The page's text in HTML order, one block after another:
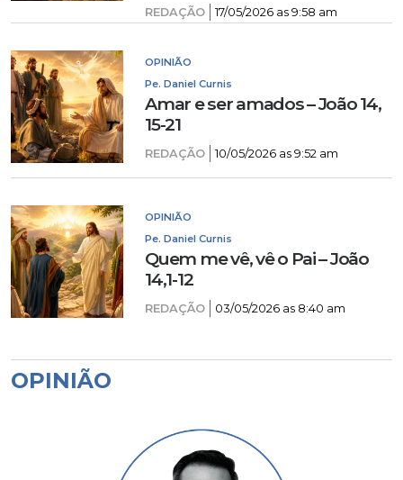
REDAÇÃO 17/05/2026 as 9:58 am
OPINIÃO
Pe. Daniel Curnis
Amar e ser amados – João 14,
15-21
REDAÇÃO 10/05/2026 as 9:52 am
OPINIÃO
Pe. Daniel Curnis
Quem me vê, vê o Pai – João
14,1-12
REDAÇÃO 03/05/2026 as 8:40 am
OPINIÃO